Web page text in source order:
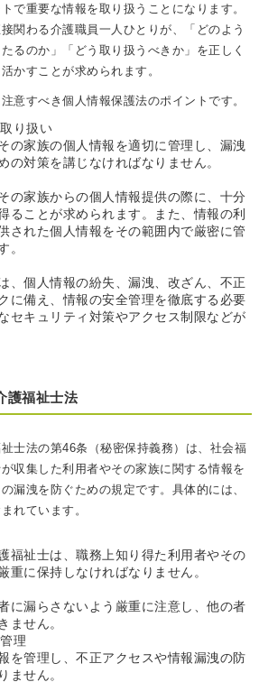
で重要な情報を取り扱うことになります。
関わる介護職員一人ひとりが、「どのよう
るのか」「どう取り扱うべきか」を正しく
かすことが求められます。
意すべき個人情報保護法のポイントです。
り扱い
の家族の個人情報を適切に管理し、漏洩
の対策を講じなければなりません。
の家族からの個人情報提供の際に、十分
ることが求められます。また、情報の利
された個人情報をその範囲内で厳密に管
。
、個人情報の紛失、漏洩、改ざん、不正
に備え、情報の安全管理を徹底する必要
セキュリティ対策やアクセス制限などが
護福祉士法
士法の第46条（秘密保持義務）は、社会福
収集した利用者やその家族に関する情報を
漏洩を防ぐための規定です。具体的には、
れています。
福祉士は、職務上知り得た利用者やその
重に保持しなければなりません。
に漏らさないよう厳重に注意し、他の者
ません。
理
を管理し、不正アクセスや情報漏洩の防
ません。